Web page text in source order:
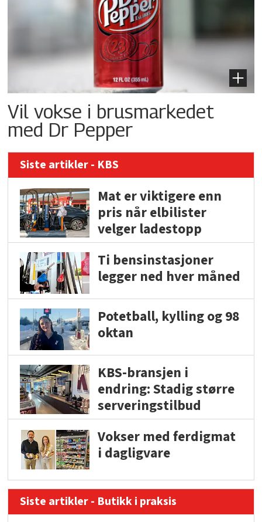
Vil vokse i brusmarkedet
med Dr Pepper
Siste artikler - KBS
Mat er viktigere enn
pris når elbilister
velger ladestopp
Ti bensinstasjoner
legger ned hver måned
Potetball, kylling og 98
oktan
KBS-bransjen i
endring: Stadig større
serveringstilbud
Vokser med ferdigmat
i dagligvare
Siste artikler - Butikk i praksis